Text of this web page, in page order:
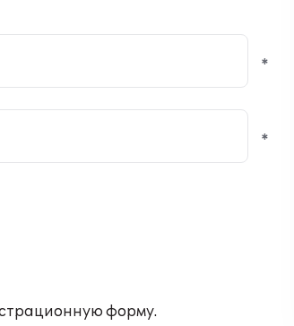
*
*
форму.